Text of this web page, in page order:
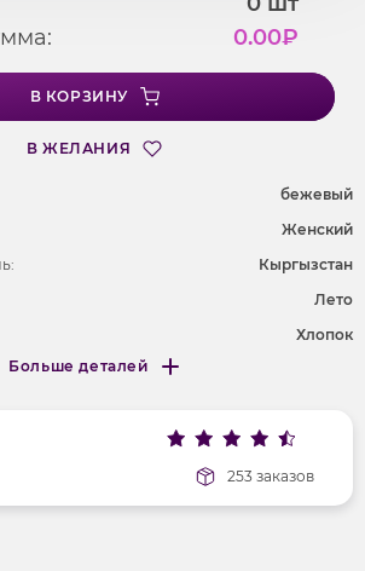
0.00₽
В КОРЗИНУ
В ЖЕЛАНИЯ
бежевый
Женский
Кыргызстан
Лето
Хлопок
гладкий
длинные
лодочка
Больше деталей
Меньше деталей
253 заказов